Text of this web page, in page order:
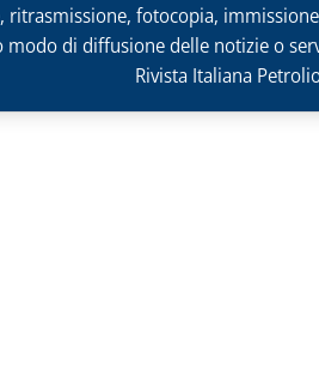
ritrasmissione, fotocopia,
modo di diffusione delle notizie o
Rivista Italiana